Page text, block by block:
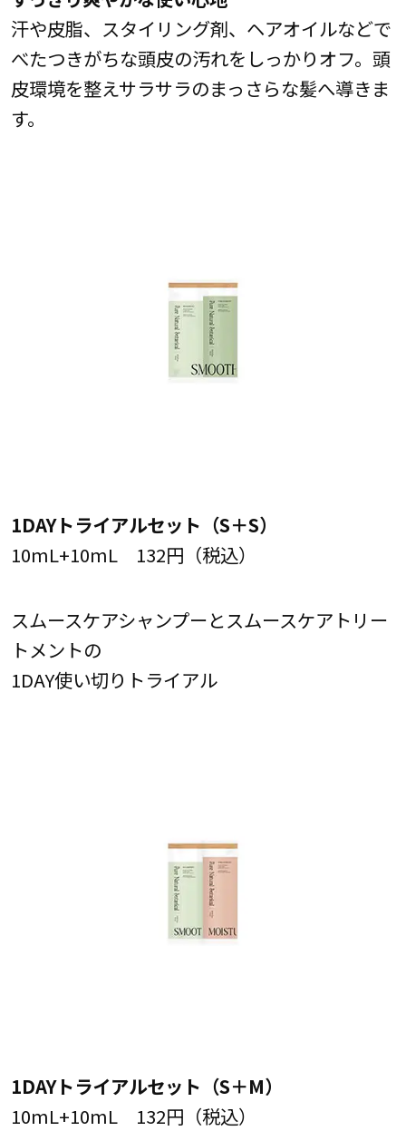
汗や皮脂、スタイリング剤、ヘアオイルなどで
べたつきがちな頭皮の汚れをしっかりオフ。頭
皮環境を整えサラサラのまっさらな髪へ導きま
す。
1DAYトライアルセット（S＋S）
10mL+10mL 132円（税込）
スムースケアシャンプーとスムースケアトリー
トメントの
1DAY使い切りトライアル
1DAYトライアルセット（S＋M）
10mL+10mL 132円（税込）